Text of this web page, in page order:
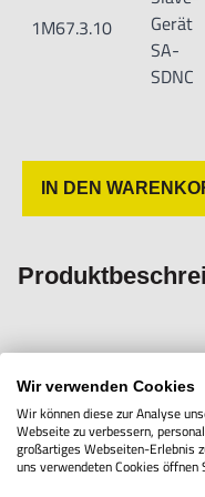
Die Slave-Geräte SA-
ein 2 m langes Kabel für:
Die Slave-Geräte SA-
- E/A
Das Slave-Gerät SA-
1M67.3.10
Gerät
SA-
SDNC
IN DEN
von Messtastern der
Master-Gerät, das um
bis zu max. 16
Wir verwenden Cookies
Wir können diese zur Analyse
Webseite zu verbessern,
großartiges Webseiten-Erlebnis
uns verwendeten Cookies öffnen